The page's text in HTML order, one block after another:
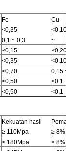
Fe
Cu
<0,35
<0,10
0,1 ~ 0,3
~
<0,15
<0,20
<0,35
<0,10
<0,70
0,15 ~
<0,50
<0.1
<0,50 <0.1
Kekuatan hasil
≥ 110Mpa
≥ 8%
≥ 180Mpa
≥ 8%